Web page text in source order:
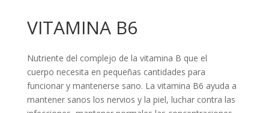
VITAMINA B6
Nutriente del complejo de la vitamina B que el
cuerpo necesita en pequeñas cantidades para
funcionar y mantenerse sano. La vitamina B6 ayuda a
mantener sanos los nervios y la piel, luchar contra las